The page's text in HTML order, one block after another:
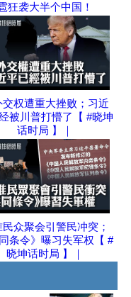
狂袭大半个中国！
交权遭重大挫败；习近
被川普打懵了【 #晓坤
话时局 】｜
众聚会引警民冲突；
同条令》曝习失军权【 #
晓坤话时局 】｜